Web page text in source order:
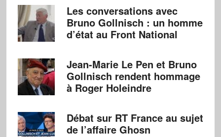
Les conversations avec
Bruno Gollnisch : un homme
d’état au Front National
Jean-Marie Le Pen et Bruno
Gollnisch rendent hommage
à Roger Holeindre
Débat sur RT France au sujet
de l’affaire Ghosn